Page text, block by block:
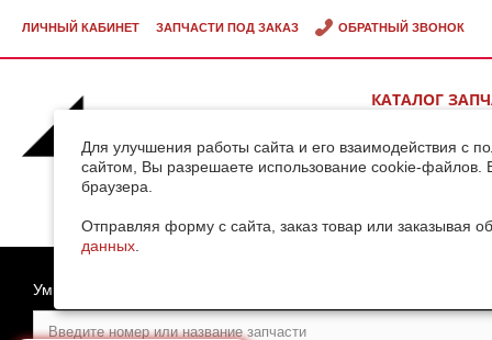
Для улучшения работы сайта и его взаимодействия с
сайтом, Вы разрешаете использование cookie-файлов.
браузера.
Отправляя форму с сайта, заказ товар или заказывая
данных
ЛИЧНЫЙ КАБИНЕТ ЗАПЧАСТИ ПОД ЗАКАЗ ОБРАТНЫЙ ЗВОНОК
КАТАЛОГ
Умный поиск